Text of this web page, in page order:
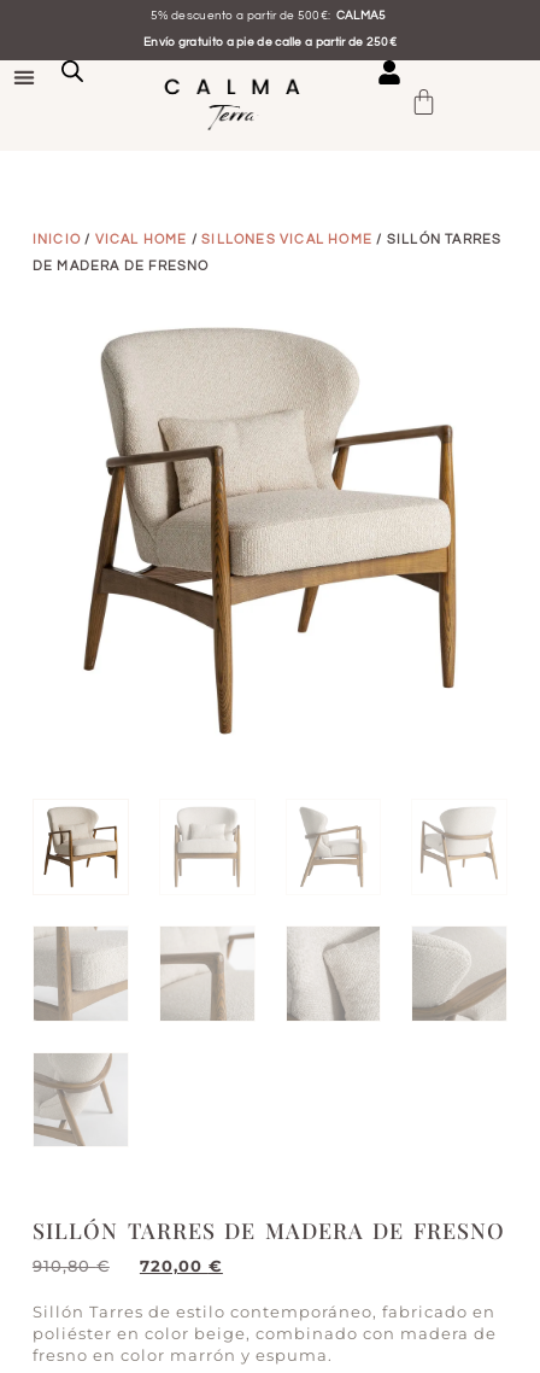
5% descuento a partir de 500€: CALMA5
Envío gratuito a pie de calle a partir de 250€
INICIO / VICAL HOME /SILLONES VICAL HOME / SILLÓN TARRES
DE MADERA DE FRESNO
SILLÓN TARRES DE MADERA DE FRESNO
910,80€ 720,00 €
Sillón Tarres de estilo contemporáneo, fabricado en
poliéster en color beige, combinado con madera de
fresno en color marrón y espuma.